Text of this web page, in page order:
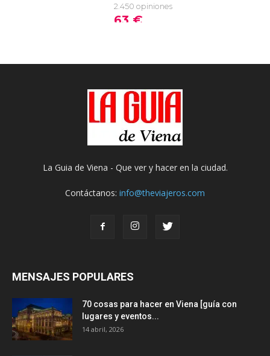
La Guia de Viena - Que ver y hacer en la ciudad.
Contáctanos: info@theviajeros.com
MENSAJES POPULARES
70 cosas para hacer en Viena [guía con
lugares y eventos...
14 abril, 2026